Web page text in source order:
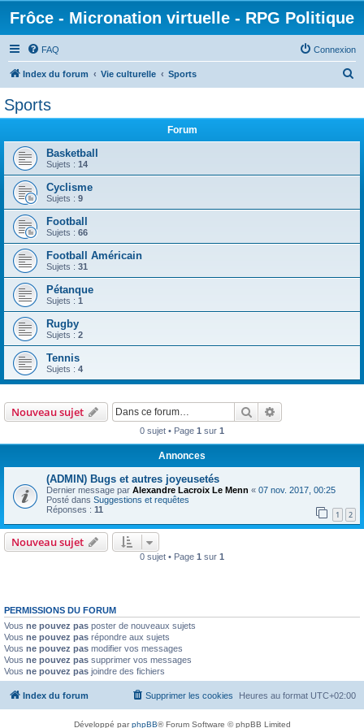
Frôce - Micronation virtuelle - RPG Politique
FAQ Connexion
Index du forum Vie culturelle Sports
h
Sports
Forum
Basketball
Sujets : 14
Cyclisme
Sujets : 9
Football
Sujets : 66
Football Américain
Sujets : 31
Pétanque
Sujets : 1
Rugby
Sujets : 2
Tennis
Sujets : 4
Nouveau sujet Rechercher
0 sujet • Page 1 sur 1
Annonces
(ADMIN) Bugs et autres joyeusetés
Dernier message par Alexandre Lacroix Le Menn « 07 nov. 2017, 00:25
Posté dans Suggestions et requêtes
Réponses : 11 1 2
Nouveau sujet
0 sujet • Page 1 sur 1
PERMISSIONS DU FORUM
Vous ne pouvez pas poster de nouveaux sujets
Vous ne pouvez pas répondre aux sujets
Vous ne pouvez pas modifier vos messages
Vous ne pouvez pas supprimer vos messages
Vous ne pouvez pas joindre des fichiers
Index du forum Heures au format UTC+02:00
Supprimer les cookies
Développé parphpBB® Forum Software © phpBB Limited